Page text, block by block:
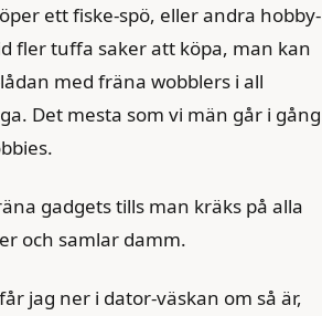
ett fiske-spö, eller andra hobby-
fler tuffa saker att köpa, man kan
med fräna wobblers i all
Det mesta som vi män går i gång
gadgets tills man kräks på alla
och samlar damm.
jag ner i dator-väskan om så är,